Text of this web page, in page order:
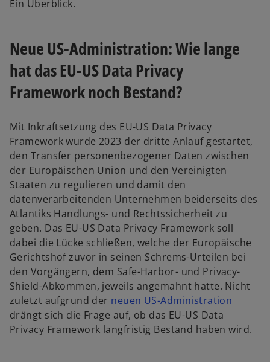
Ein Überblick.
Neue US-Administration: Wie lange
hat das EU-US Data Privacy
Framework noch Bestand?
Mit Inkraftsetzung des EU-US Data Privacy
Framework wurde 2023 der dritte Anlauf gestartet,
den Transfer personenbezogener Daten zwischen
der Europäischen Union und den Vereinigten
Staaten zu regulieren und damit den
datenverarbeitenden Unternehmen beiderseits des
Atlantiks Handlungs- und Rechtssicherheit zu
geben. Das EU-US Data Privacy Framework soll
dabei die Lücke schließen, welche der Europäische
Gerichtshof zuvor in seinen Schrems-Urteilen bei
den Vorgängern, dem Safe-Harbor- und Privacy-
Shield-Abkommen, jeweils angemahnt hatte. Nicht
zuletzt aufgrund der neuen US-Administration
drängt sich die Frage auf, ob das EU-US Data
Privacy Framework langfristig Bestand haben wird.